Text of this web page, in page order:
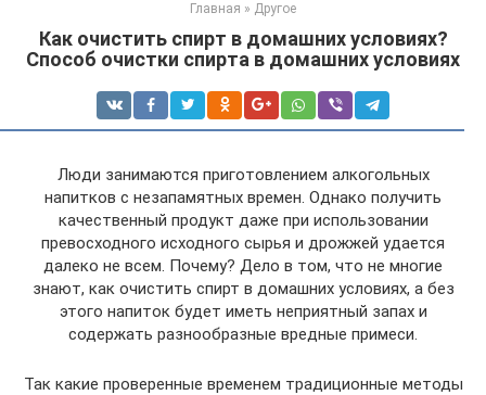
Главная » Другое
Как очистить спирт в домашних условиях?
Способ очистки спирта в домашних условиях
Люди занимаются приготовлением алкогольных
напитков с незапамятных времен. Однако получить
качественный продукт даже при использовании
превосходного исходного сырья и дрожжей удается
далеко не всем. Почему? Дело в том, что не многие
знают, как очистить спирт в домашних условиях, а без
этого напиток будет иметь неприятный запах и
содержать разнообразные вредные примеси.
Так какие проверенные временем традиционные методы